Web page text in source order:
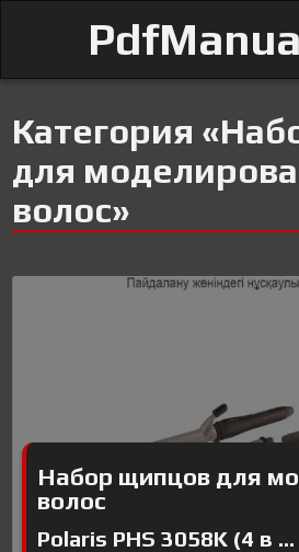
Категория
для
волос»
Набор щипцов для
волос
Polaris PHS 3058K (4 в ...